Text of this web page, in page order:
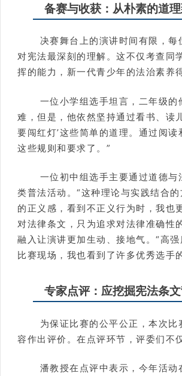
备赛与收获：从朴素的道
决赛舞台上的演讲时间有限，
对宪法最深刻的理解。这不仅考查同
挥的能力，新一代青少年的法治素养
一位小学组选手坦言，二年级
难，但是，他依然坚持通过看书、读
要闯红灯’这些简单的道理。通过阅
这些规则和要求了。”
一位初中组选手主要通过道德
类普法活动。“这种理论与实践结合
的正义感，看到不正义行为时，我也
对法律条文，只为追求对法律准确性
融入让演讲更加生动、接地气。“高
比赛现场，我也看到了许多优秀选手
专家点评：应挖掘宪法条
为保证比赛的公平公正，本次
容作出评价。在点评环节，评委们不
潘教授在点评中表示，今年活